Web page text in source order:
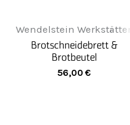
Wendelstein Werkstätten
Brotschneidebrett &
Brotbeutel
56,00 €